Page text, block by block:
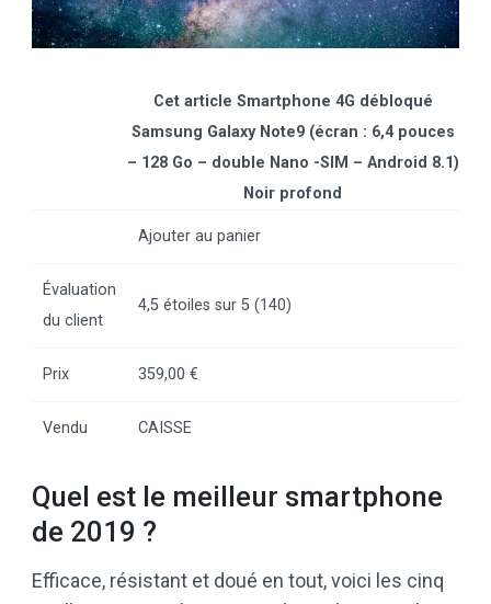
Cet article Smartphone 4G débloqué
Samsung Galaxy Note9 (écran : 6,4 pouces
– 128 Go – double Nano -SIM – Android 8.1)
Noir profond
Ajouter au panier
Évaluation
du client
4,5 étoiles sur 5 (140)
Prix 359,00 €
Vendu CAISSE
Quel est le meilleur smartphone
de 2019 ?
Efficace, résistant et doué en tout, voici les cinq